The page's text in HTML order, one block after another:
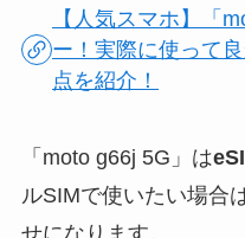
【人気スマホ】「
ー！実際に使って
点を紹介！
「moto g66j 5G」は
ルSIMで使いたい場合
せになります。